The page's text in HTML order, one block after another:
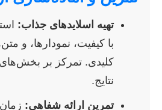
تهیه اسلاید‌های جذاب:
با کیفیت، نمودارها، و
کلیدی. تمرکز بر
نتایج.
تمرین ارائه شفاهی: